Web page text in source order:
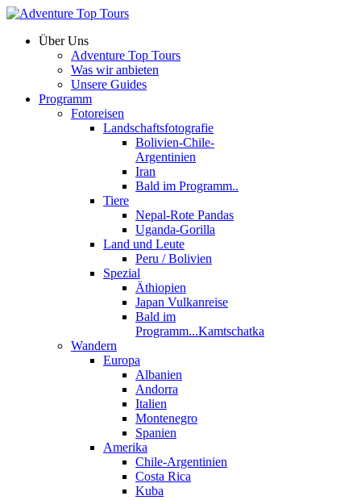
Über Uns
Adventure Top Tours
Was wir anbieten
Unsere Guides
Programm
Fotoreisen
Landschaftsfotografie
Bolivien-Chile-
Argentinien
Iran
Bald im Programm..
Tiere
Nepal-Rote Pandas
Uganda-Gorilla
Land und Leute
Peru / Bolivien
Spezial
Äthiopien
Japan Vulkanreise
Bald im
Programm...Kamtschatka
Wandern
Europa
Albanien
Andorra
Italien
Montenegro
Spanien
Amerika
Chile-Argentinien
Costa Rica
Kuba